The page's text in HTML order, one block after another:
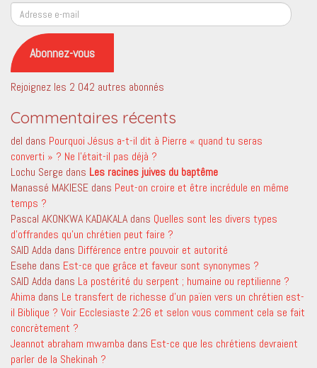
Adresse
e-
mail
Abonnez-vous
Rejoignez les 2 042 autres abonnés
Commentaires récents
del dans Pourquoi Jésus a-t-il dit à Pierre « quand tu seras
converti » ? Ne l’était-il pas déjà ?
Lochu Serge dans Les racines juives du baptême
Manassé MAKIESE dans Peut-on croire et être incrédule en même
temps ?
Pascal AKONKWA KADAKALA dans Quelles sont les divers types
d’offrandes qu’un chrétien peut faire ?
SAID Adda dans Différence entre pouvoir et autorité
Esehe dans Est-ce que grâce et faveur sont synonymes ?
SAID Adda dans La postérité du serpent ; humaine ou reptilienne ?
Ahima dans Le transfert de richesse d’un païen vers un chrétien est-
il Biblique ? Voir Ecclesiaste 2:26 et selon vous comment cela se fait
concrètement ?
Jeannot abraham mwamba dans Est-ce que les chrétiens devraient
parler de la Shekinah ?